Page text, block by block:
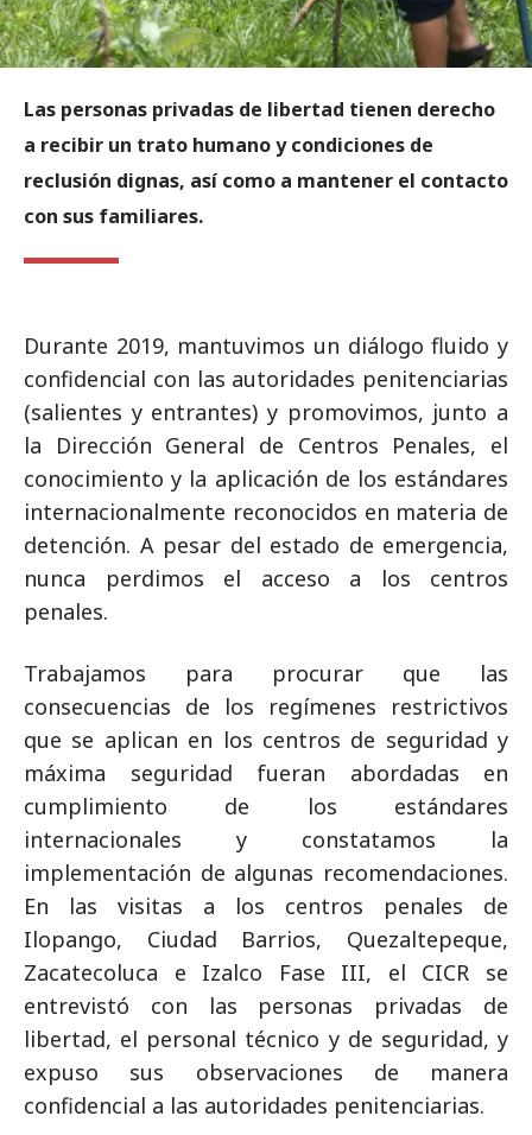
Las personas privadas de libertad tienen derecho
a recibir un trato humano y condiciones de
reclusión dignas, así como a mantener el contacto
con sus familiares.
Durante 2019, mantuvimos un diálogo fluido y
confidencial con las autoridades penitenciarias
(salientes y entrantes) y promovimos, junto a
la Dirección General de Centros Penales, el
conocimiento y la aplicación de los estándares
internacionalmente reconocidos en materia de
detención. A pesar del estado de emergencia,
nunca perdimos el acceso a los centros
penales.
Trabajamos para procurar que las
consecuencias de los regímenes restrictivos
que se aplican en los centros de seguridad y
máxima seguridad fueran abordadas en
cumplimiento de los estándares
internacionales y constatamos la
implementación de algunas recomendaciones.
En las visitas a los centros penales de
Ilopango, Ciudad Barrios, Quezaltepeque,
Zacatecoluca e Izalco Fase III, el CICR se
entrevistó con las personas privadas de
libertad, el personal técnico y de seguridad, y
expuso sus observaciones de manera
confidencial a las autoridades penitenciarias.